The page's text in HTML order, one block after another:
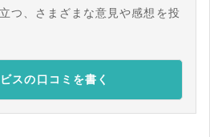
つ、さまざまな意見や感想を投
スの口コミを書く